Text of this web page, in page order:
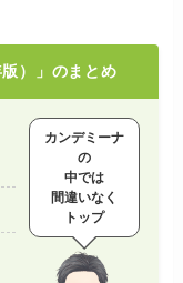
）」のまとめ
カンデミーナ
の
中では
間違いなく
トップ